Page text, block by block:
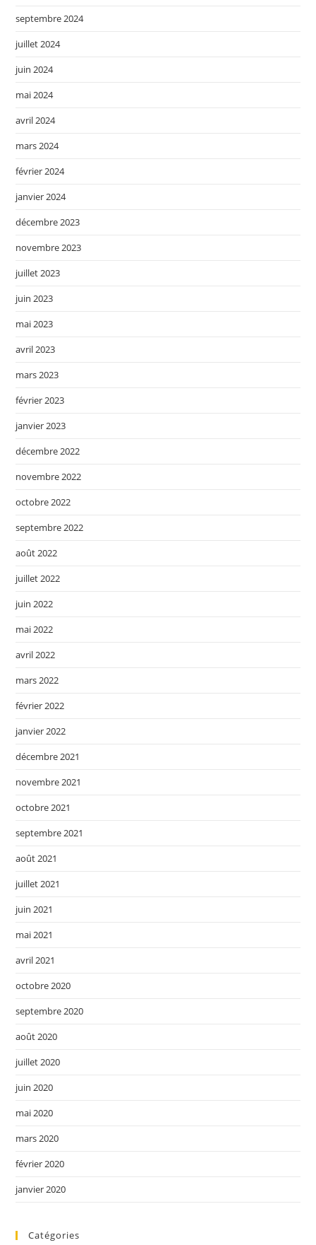
septembre 2024
juillet 2024
juin 2024
mai 2024
avril 2024
mars 2024
février 2024
janvier 2024
décembre 2023
novembre 2023
juillet 2023
juin 2023
mai 2023
avril 2023
mars 2023
février 2023
janvier 2023
décembre 2022
novembre 2022
octobre 2022
septembre 2022
août 2022
juillet 2022
juin 2022
mai 2022
avril 2022
mars 2022
février 2022
janvier 2022
décembre 2021
novembre 2021
octobre 2021
septembre 2021
août 2021
juillet 2021
juin 2021
mai 2021
avril 2021
octobre 2020
septembre 2020
août 2020
juillet 2020
juin 2020
mai 2020
mars 2020
février 2020
janvier 2020
Catégories